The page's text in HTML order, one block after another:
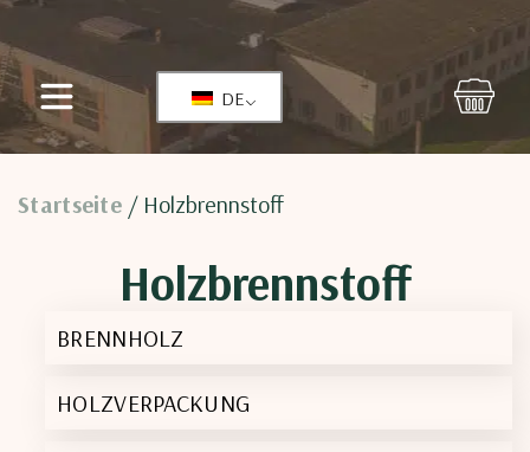
DE
Startseite / Holzbrennstoff
Holzbrennstoff
BRENNHOLZ
HOLZVERPACKUNG